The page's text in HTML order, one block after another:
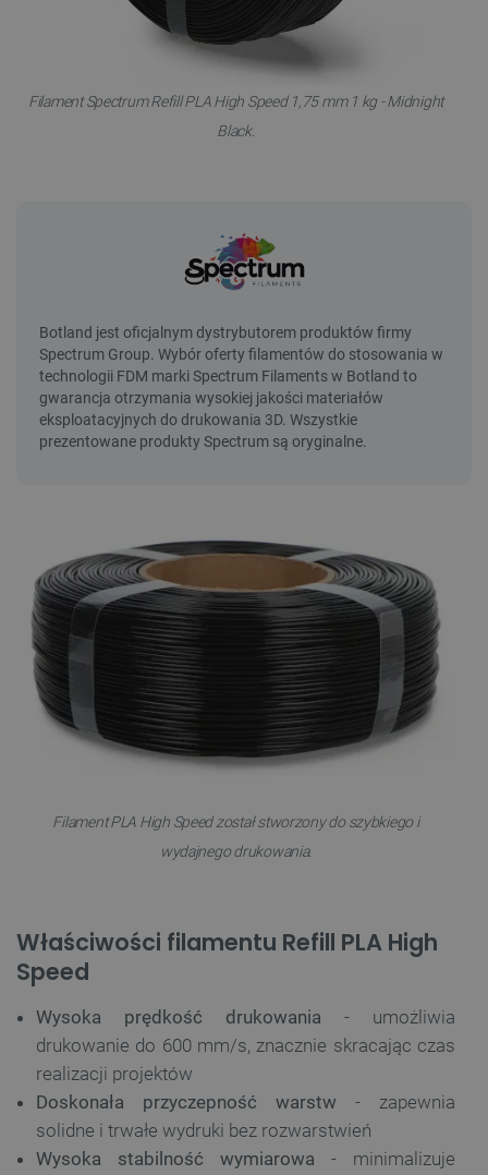
Filament Spectrum Refill PLA High Speed 1,75 mm 1 kg - Midnight
Black.
Filament PLA High Speed został stworzony do szybkiego i
wydajnego drukowania.
Właściwości filamentu Refill PLA High
Speed
Wysoka prędkość drukowania - umożliwia
drukowanie do 600 mm/s, znacznie skracając czas
realizacji projektów
Doskonała przyczepność warstw - zapewnia
solidne i trwałe wydruki bez rozwarstwień
Wysoka stabilność wymiarowa - minimalizuje